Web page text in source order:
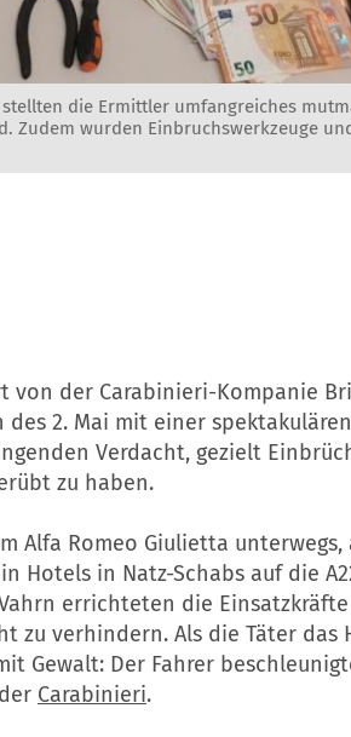
die Ermittler umfangreiches
Zudem wurden Einbruchswerkzeuge
von der Carabinieri-Kompanie
2. Mai mit einer spektakulären
Verdacht, gezielt
zu haben.
Alfa Romeo Giulietta unterwegs,
Hotels in Natz-Schabs auf die
errichteten die
zu verhindern. Als die Täter das
Gewalt: Der Fahrer
Carabinieri.